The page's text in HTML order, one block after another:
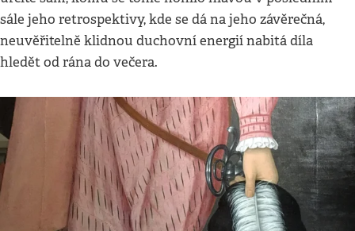
sále jeho retrospektivy, kde se dá na jeho závěrečná,
neuvěřitelně klidnou duchovní energií nabitá díla
hledět od rána do večera.